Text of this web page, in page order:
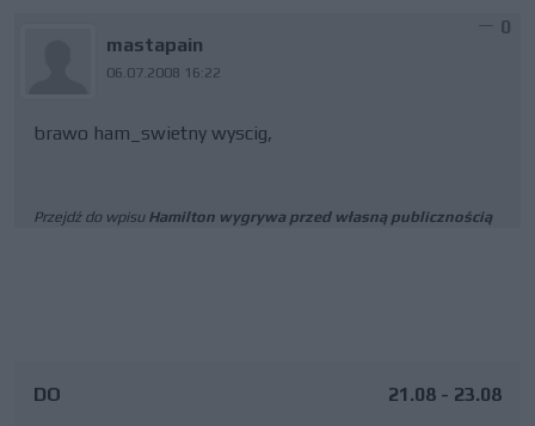
mastapain
06.07.2008 16:22
0
brawo ham_swietny wyscig,
Przejdź do wpisu Hamilton wygrywa przed własną publicznością
DO 21.08 - 23.08